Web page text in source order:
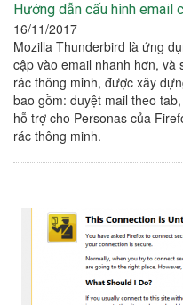
Hướng dẫn cấu hình email
16/11/2017
Mozilla Thunderbird là ứng
cập vào email nhanh hơn,
rác thông minh, được xây
bao gồm: duyệt mail theo
hỗ trợ cho Personas của
rác thông minh.